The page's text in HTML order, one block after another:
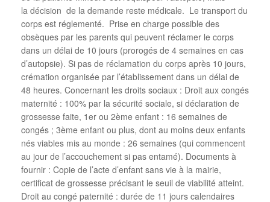
la décision de la demande reste médicale. Le transport du
corps est réglementé. Prise en charge possible des
obsèques par les parents qui peuvent réclamer le corps
dans un délai de 10 jours (prorogés de 4 semaines en cas
d’autopsie). Si pas de réclamation du corps après 10 jours,
crémation organisée par l’établissement dans un délai de
48 heures. Concernant les droits sociaux : Droit aux congés
maternité : 100% par la sécurité sociale, si déclaration de
grossesse faite, 1er ou 2ème enfant : 16 semaines de
congés ; 3ème enfant ou plus, dont au moins deux enfants
nés viables mis au monde : 26 semaines (qui commencent
au jour de l’accouchement si pas entamé). Documents à
fournir : Copie de l’acte d’enfant sans vie à la mairie,
certificat de grossesse précisant le seuil de viabilité atteint.
Droit au congé paternité : durée de 11 jours calendaires